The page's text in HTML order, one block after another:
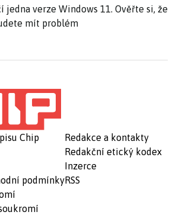
jedna verze Windows 11. Ověřte si, že
mít problém
Chip
podmínky
Redakce a kontakty
Redakční etický kodex
Inzerce
RSS